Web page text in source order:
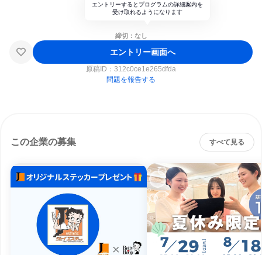
エントリーするとプログラムの詳細案内を
受け取れるようになります
締切：なし
エントリー画面へ
原稿ID： 312c0ce1e265dfda
問題を報告する
この企業の募集 すべて見る